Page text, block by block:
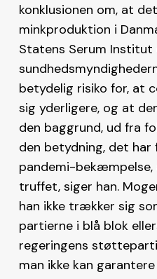
konklusionen om, at
minkproduktion i
Statens Serum Institut
betydelig risiko for, at
sig yderligere, og at
den baggrund, ud fra
den betydning, det har
pandemi-
truffet, siger han.
han ikke trækker sig
partierne i blå blok
regeringens
man ikke kan